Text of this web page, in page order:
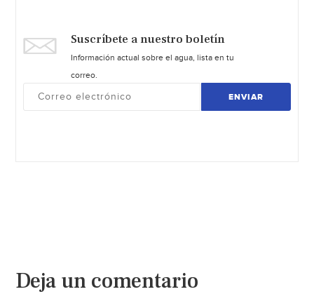
Suscríbete a nuestro boletín
Información actual sobre el agua, lista en tu
correo.
ENVIAR
Deja un comentario